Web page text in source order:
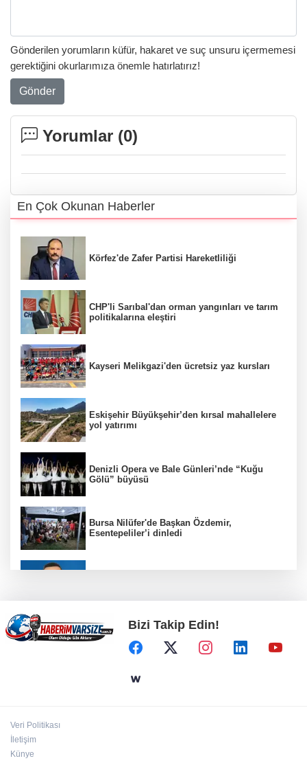
Gönderilen yorumların küfür, hakaret ve suç unsuru içermemesi
gerektiğini okurlarımıza önemle hatırlatırız!
Gönder
Yorumlar (0)
En Çok Okunan Haberler
Körfez'de Zafer Partisi Hareketliliği
CHP'li Sarıbal'dan orman yangınları ve tarım
politikalarına eleştiri
Kayseri Melikgazi'den ücretsiz yaz kursları
Eskişehir Büyükşehir’den kırsal mahallelere
yol yatırımı
Denizli Opera ve Bale Günleri’nde “Kuğu
Gölü” büyüsü
Bursa Nilüfer'de Başkan Özdemir,
Esentepeliler’i dinledi
Kayseri Büyükşehir gökyüzü tutkunlarını
Erciyes'te buluşturacak
Bizi Takip Edin!
Veri Politikası
İletişim
Künye